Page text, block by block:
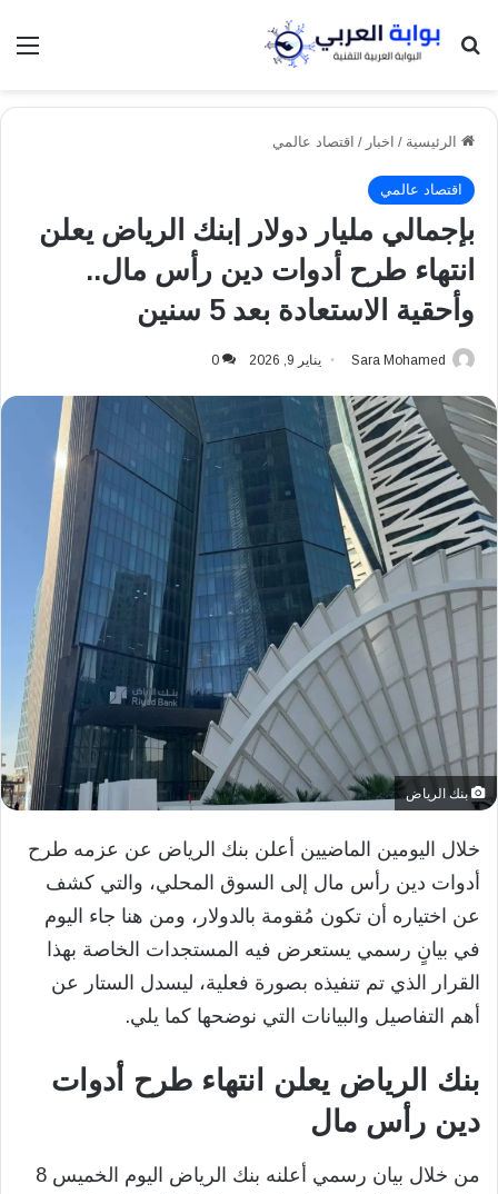
بحث عن
الرئيسية / اخبار / اقتصاد عالمي
اقتصاد عالمي
بإجمالي مليار دولار |بنك الرياض يعلن
انتهاء طرح أدوات دين رأس مال..
وأحقية الاستعادة بعد 5 سنين
Sara Mohamed يناير 9, 2026 0
بنك الرياض
خلال اليومين الماضيين أعلن بنك الرياض عن عزمه طرح
أدوات دين رأس مال إلى السوق المحلي، والتي كشف
عن اختياره أن تكون مُقومة بالدولار، ومن هنا جاء اليوم
في بيانٍ رسمي يستعرض فيه المستجدات الخاصة بهذا
القرار الذي تم تنفيذه بصورة فعلية، ليسدل الستار عن
أهم التفاصيل والبيانات التي نوضحها كما يلي.
بنك الرياض يعلن انتهاء طرح أدوات
دين رأس مال
من خلال بيان رسمي أعلنه بنك الرياض اليوم الخميس 8